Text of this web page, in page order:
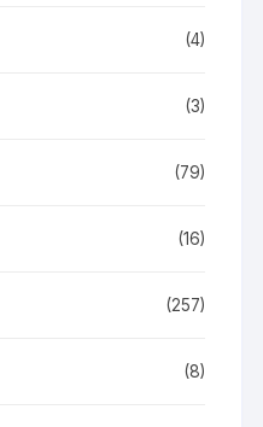
(4)
(3)
(79)
(16)
(257)
(8)